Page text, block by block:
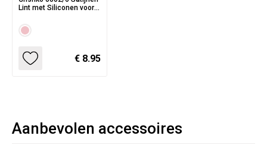
Lint met Siliconen voor
€ 8.95
Aanbevolen accessoires